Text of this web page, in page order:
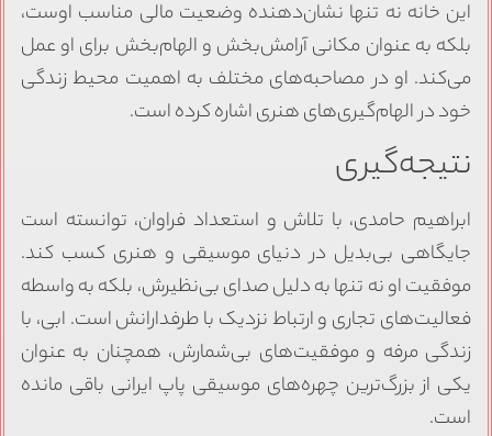
این خانه نه تنها نشان‌دهنده وضعیت مالی مناسب اوست،
بلکه به عنوان مکانی آرامش‌بخش و الهام‌بخش برای او عمل
می‌کند. او در مصاحبه‌های مختلف به اهمیت محیط زندگی
خود در الهام‌گیری‌های هنری اشاره کرده است.
نتیجه‌گیری
ابراهیم حامدی، با تلاش و استعداد فراوان، توانسته است
جایگاهی بی‌بدیل در دنیای موسیقی و هنری کسب کند.
موفقیت او نه تنها به دلیل صدای بی‌نظیرش، بلکه به واسطه
فعالیت‌های تجاری و ارتباط نزدیک با طرفدارانش است. ابی، با
زندگی مرفه و موفقیت‌های بی‌شمارش، همچنان به عنوان
یکی از بزرگ‌ترین چهره‌های موسیقی پاپ ایرانی باقی مانده
است.